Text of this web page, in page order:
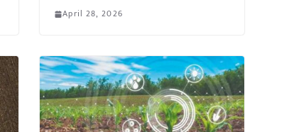
April 28, 2026